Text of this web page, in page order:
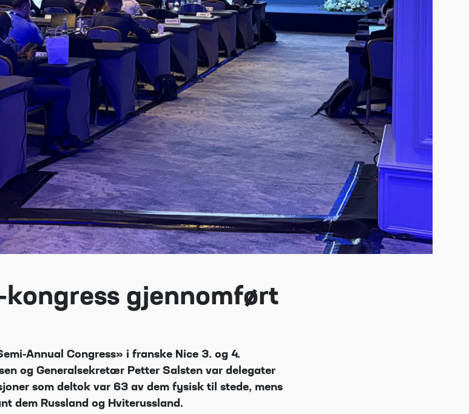
kongress gjennomført
Annual Congress» i franske Nice 3. og 4.
og Generalsekretær Petter Salsten var delegater
som deltok var 63 av dem fysisk til stede, mens
dem Russland og Hviterussland.